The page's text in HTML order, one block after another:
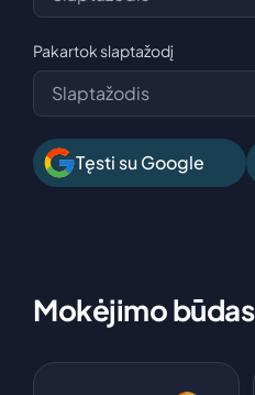
Pakartok slaptažodį
Tęsti su Google
Mokėjimo būdas